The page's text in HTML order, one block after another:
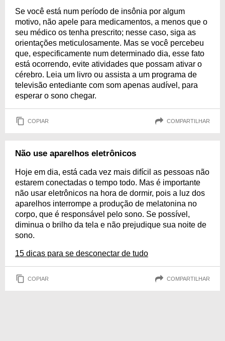
Se você está num período de insônia por algum
motivo, não apele para medicamentos, a menos que o
seu médico os tenha prescrito; nesse caso, siga as
orientações meticulosamente. Mas se você percebeu
que, especificamente num determinado dia, esse fato
está ocorrendo, evite atividades que possam ativar o
cérebro. Leia um livro ou assista a um programa de
televisão entediante com som apenas audível, para
esperar o sono chegar.
COPIAR COMPARTILHAR
Não use aparelhos eletrônicos
Hoje em dia, está cada vez mais difícil as pessoas não
estarem conectadas o tempo todo. Mas é importante
não usar eletrônicos na hora de dormir, pois a luz dos
aparelhos interrompe a produção de melatonina no
corpo, que é responsável pelo sono. Se possível,
diminua o brilho da tela e não prejudique sua noite de
sono.
15 dicas para se desconectar de tudo
COPIAR COMPARTILHAR